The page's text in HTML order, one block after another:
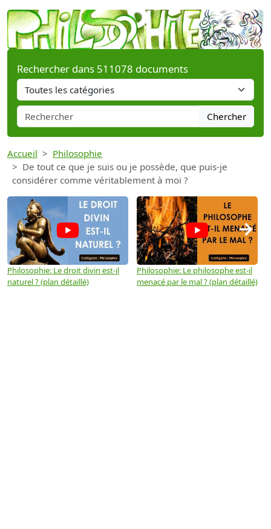
Rechercher dans 511078 documents
Chercher
Accueil
Philosophie
De tout ce que je suis ou je possède, que puis-je
considérer comme véritablement à moi ?
Philosophie: Le droit divin est-il
naturel ? (plan détaillé)
Philosophie: Le philosophe est-il
menacé par le mal ? (plan détaillé)
→